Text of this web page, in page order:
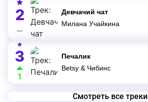
2
Девчачий чат
Милана Учайкина
3
1
Печалик
Betsy & Чибинс
Смотреть все треки